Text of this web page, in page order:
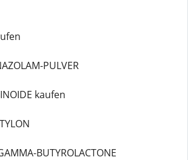
PULVER
kaufen
BUTYROLACTONE